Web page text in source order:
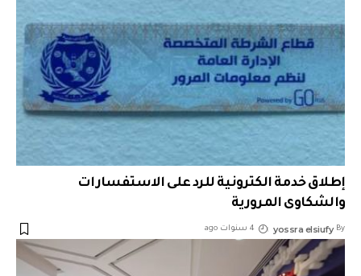
إطلاق خدمة الكترونية للرد على الاستفسارات
والشكاوى المرورية
By
yossra elsiufy 4 سنوات ago